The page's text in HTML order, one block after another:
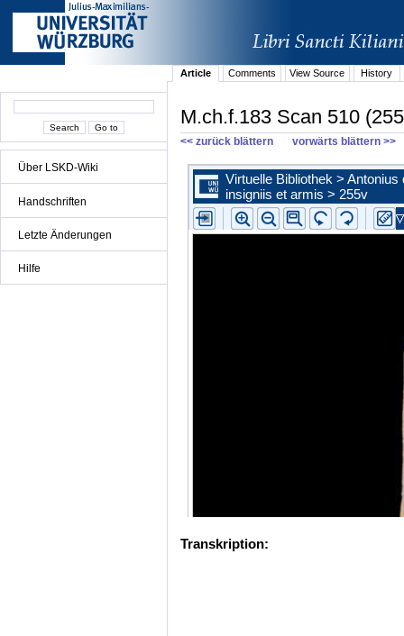
Über LSKD-Wiki
Handschriften
Letzte Änderungen
Hilfe
Article Comments View Source History
M.ch.f.183 Scan 510
<< zurück blättern vorwärts blättern >>
Transkription: